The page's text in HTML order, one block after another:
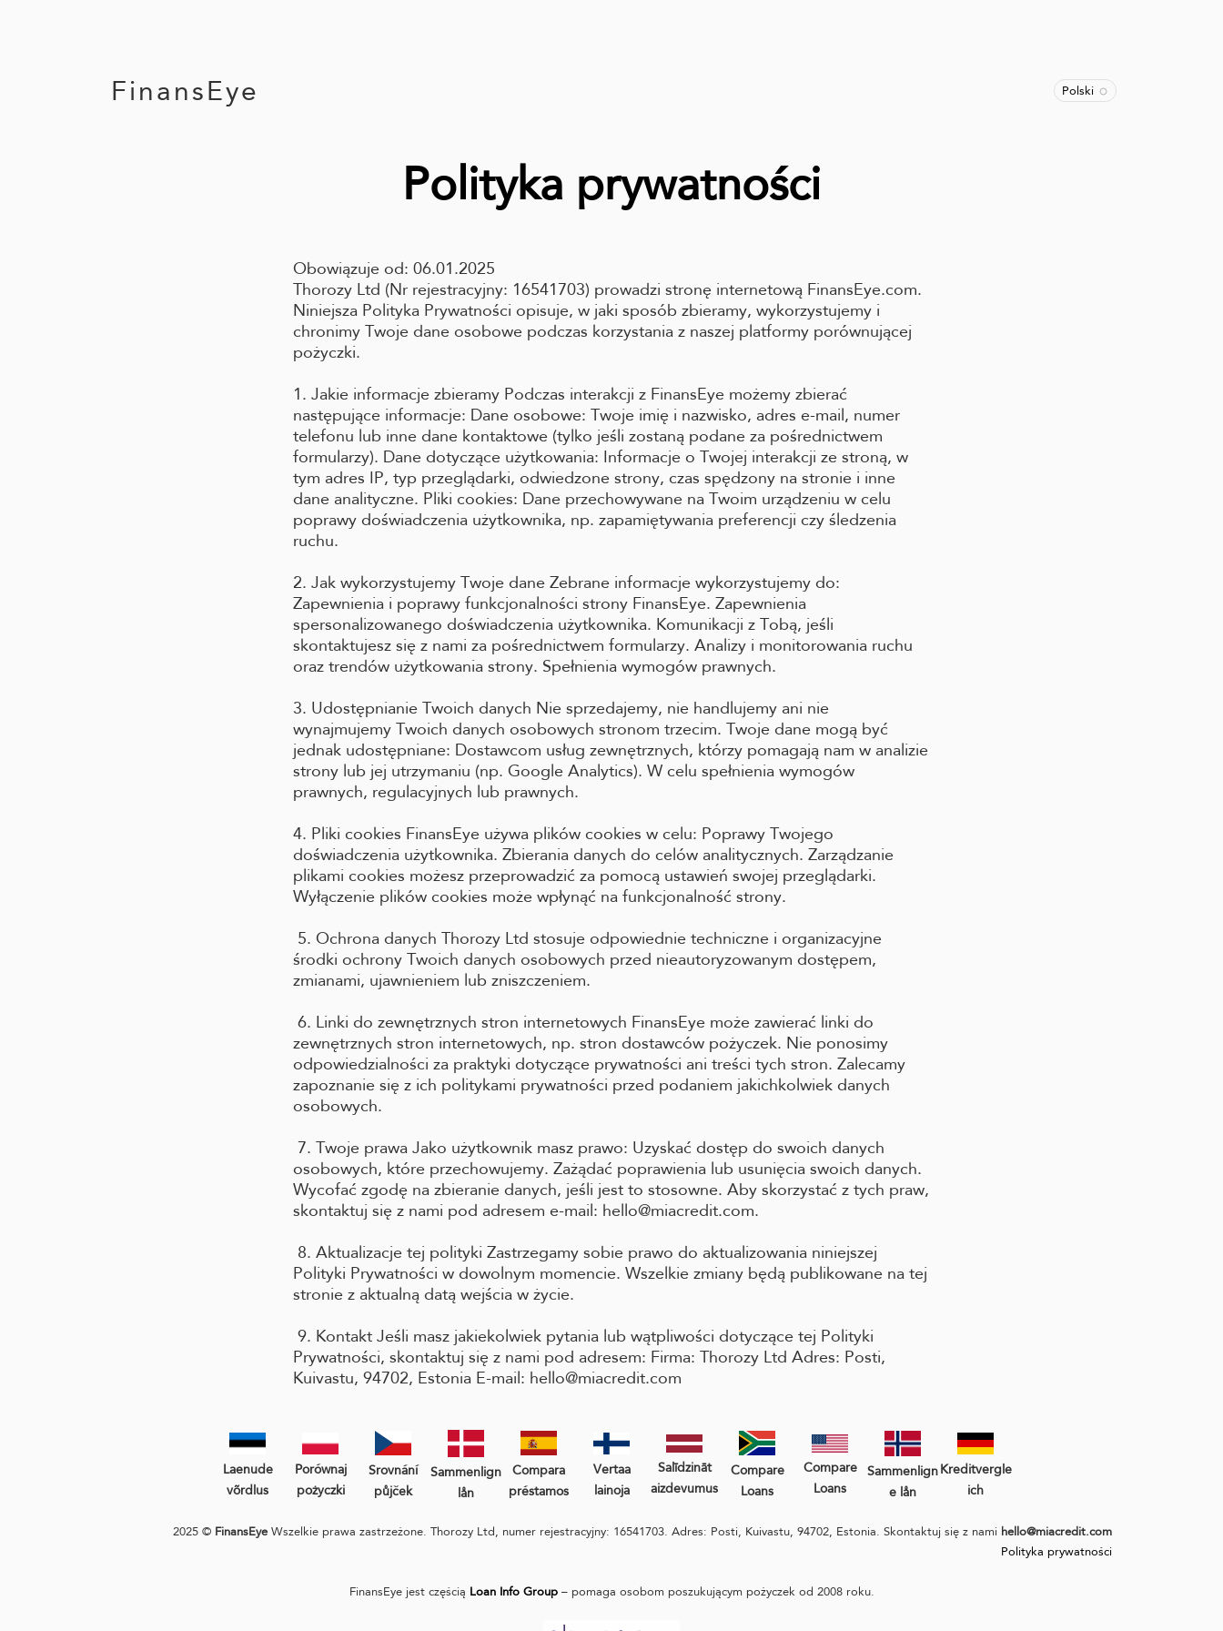
FinansEye Polski
Polityka prywatności
Obowiązuje od: 06.01.2025
Thorozy Ltd (Nr rejestracyjny: 16541703) prowadzi stronę internetową FinansEye.com.
Niniejsza Polityka Prywatności opisuje, w jaki sposób zbieramy, wykorzystujemy i
chronimy Twoje dane osobowe podczas korzystania z naszej platformy porównującej
pożyczki.
1. Jakie informacje zbieramy Podczas interakcji z FinansEye możemy zbierać
następujące informacje: Dane osobowe: Twoje imię i nazwisko, adres e-mail, numer
telefonu lub inne dane kontaktowe (tylko jeśli zostaną podane za pośrednictwem
formularzy). Dane dotyczące użytkowania: Informacje o Twojej interakcji ze stroną, w
tym adres IP, typ przeglądarki, odwiedzone strony, czas spędzony na stronie i inne
dane analityczne. Pliki cookies: Dane przechowywane na Twoim urządzeniu w celu
poprawy doświadczenia użytkownika, np. zapamiętywania preferencji czy śledzenia
ruchu.
2. Jak wykorzystujemy Twoje dane Zebrane informacje wykorzystujemy do:
Zapewnienia i poprawy funkcjonalności strony FinansEye. Zapewnienia
spersonalizowanego doświadczenia użytkownika. Komunikacji z Tobą, jeśli
skontaktujesz się z nami za pośrednictwem formularzy. Analizy i monitorowania ruchu
oraz trendów użytkowania strony. Spełnienia wymogów prawnych.
3. Udostępnianie Twoich danych Nie sprzedajemy, nie handlujemy ani nie
wynajmujemy Twoich danych osobowych stronom trzecim. Twoje dane mogą być
jednak udostępniane: Dostawcom usług zewnętrznych, którzy pomagają nam w analizie
strony lub jej utrzymaniu (np. Google Analytics). W celu spełnienia wymogów
prawnych, regulacyjnych lub prawnych.
4. Pliki cookies FinansEye używa plików cookies w celu: Poprawy Twojego
doświadczenia użytkownika. Zbierania danych do celów analitycznych. Zarządzanie
plikami cookies możesz przeprowadzić za pomocą ustawień swojej przeglądarki.
Wyłączenie plików cookies może wpłynąć na funkcjonalność strony.
5. Ochrona danych Thorozy Ltd stosuje odpowiednie techniczne i organizacyjne
środki ochrony Twoich danych osobowych przed nieautoryzowanym dostępem,
zmianami, ujawnieniem lub zniszczeniem.
6. Linki do zewnętrznych stron internetowych FinansEye może zawierać linki do
zewnętrznych stron internetowych, np. stron dostawców pożyczek. Nie ponosimy
odpowiedzialności za praktyki dotyczące prywatności ani treści tych stron. Zalecamy
zapoznanie się z ich politykami prywatności przed podaniem jakichkolwiek danych
osobowych.
7. Twoje prawa Jako użytkownik masz prawo: Uzyskać dostęp do swoich danych
osobowych, które przechowujemy. Zażądać poprawienia lub usunięcia swoich danych.
Wycofać zgodę na zbieranie danych, jeśli jest to stosowne. Aby skorzystać z tych praw,
skontaktuj się z nami pod adresem e-mail: hello@miacredit.com.
8. Aktualizacje tej polityki Zastrzegamy sobie prawo do aktualizowania niniejszej
Polityki Prywatności w dowolnym momencie. Wszelkie zmiany będą publikowane na tej
stronie z aktualną datą wejścia w życie.
9. Kontakt Jeśli masz jakiekolwiek pytania lub wątpliwości dotyczące tej Polityki
Prywatności, skontaktuj się z nami pod adresem: Firma: Thorozy Ltd Adres: Posti,
Kuivastu, 94702, Estonia E-mail: hello@miacredit.com
Laenude
võrdlus
Porównaj
pożyczki
Srovnání
půjček
Sammenlign
lån
Compara
préstamos
Vertaa
lainoja
Salīdzināt
aizdevumus
Compare
Loans
Compare
Loans
Sammenlign
e lån
Kreditvergle
ich
2025 © FinansEyeWszelkie prawa zastrzeżone. Thorozy Ltd, numer rejestracyjny: 16541703. Adres: Posti, Kuivastu, 94702, Estonia. Skontaktuj się z nami hello@miacredit.com
Polityka prywatności
FinansEye jest częścią Loan Info Group– pomaga osobom poszukującym pożyczek od 2008 roku.